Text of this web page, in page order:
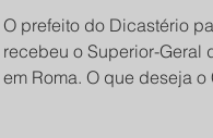
O prefeito do Dicastério
recebeu o Superior-Geral
em Roma. O que deseja o Cardeal Fernández? Que se suspenda a decisão de